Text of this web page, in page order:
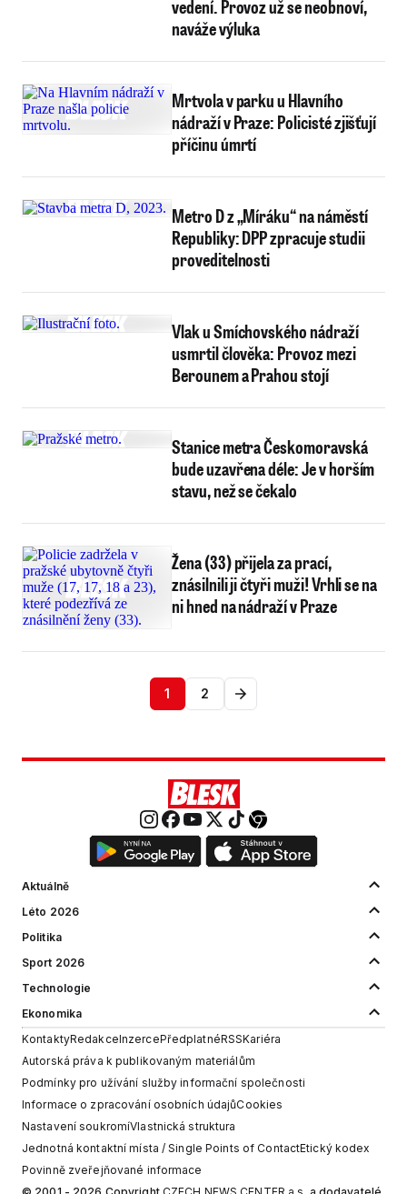
vedení. Provoz už se neobnoví,
naváže výluka
Mrtvola v parku u Hlavního
nádraží v Praze: Policisté zjišťují
příčinu úmrtí
Metro D z „Míráku“ na náměstí
Republiky: DPP zpracuje studii
proveditelnosti
Vlak u Smíchovského nádraží
usmrtil člověka: Provoz mezi
Berounem a Prahou stojí
Stanice metra Českomoravská
bude uzavřena déle: Je v horším
stavu, než se čekalo
Žena (33) přijela za prací,
znásilnili ji čtyři muži! Vrhli se na
ni hned na nádraží v Praze
1 2
Aktuálně
Léto 2026
Politika
Sport 2026
Technologie
Ekonomika
KontaktyRedakceInzercePředplatnéRSSKariéra
Autorská práva k publikovaným materiálům
Podmínky pro užívání služby informační společnosti
Informace o zpracování osobních údajůCookies
Nastavení soukromíVlastnická struktura
Jednotná kontaktní místa / Single Points of ContactEtický kodex
Povinně zveřejňované informace